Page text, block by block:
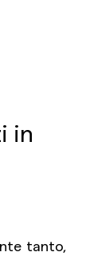
in
tanto,